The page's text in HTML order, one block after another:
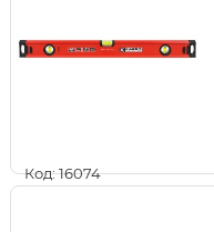
Код: 16074